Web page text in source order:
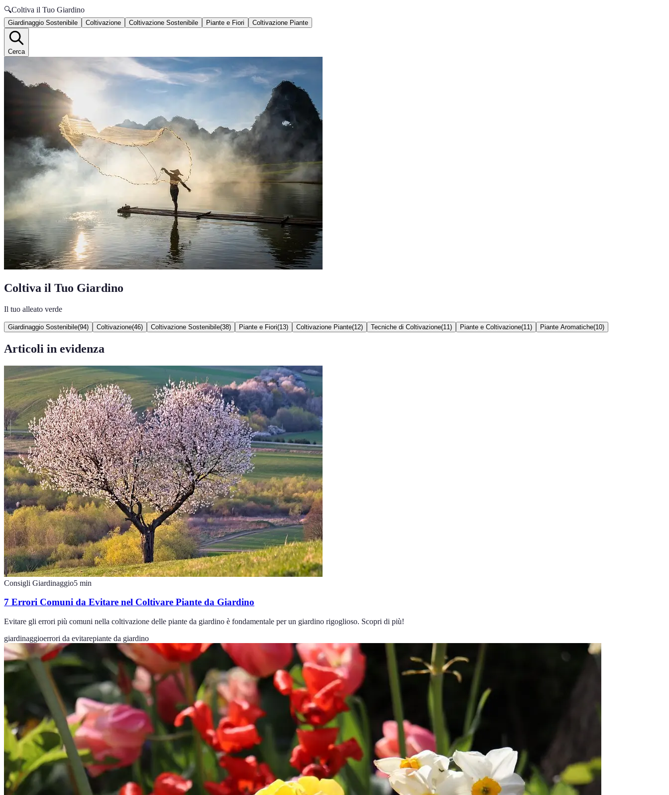
🔍Coltiva il Tuo Giardino
Giardinaggio Sostenibile Coltivazione Coltivazione Sostenibile Piante e Fiori Coltivazione Piante
Cerca
Coltiva il Tuo Giardino
Il tuo alleato verde
Giardinaggio Sostenibile(94) Coltivazione(46) Coltivazione Sostenibile(38) Piante e Fiori(13) Coltivazione Piante(12) Tecniche di Coltivazione(11 ) Piante e Coltivazione(11 ) Piante Aromatiche(10)
Articoli in evidenza
Consigli Giardinaggio5 min
7 Errori Comuni da Evitare nel Coltivare Piante da Giardino
Evitare gli errori più comuni nella coltivazione delle piante da giardino è fondamentale per un giardino rigoglioso. Scopri di più!
giardinaggioerrori da evitarepiante da giardino